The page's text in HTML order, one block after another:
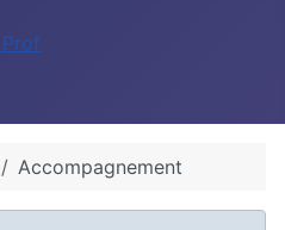
Accompagnement